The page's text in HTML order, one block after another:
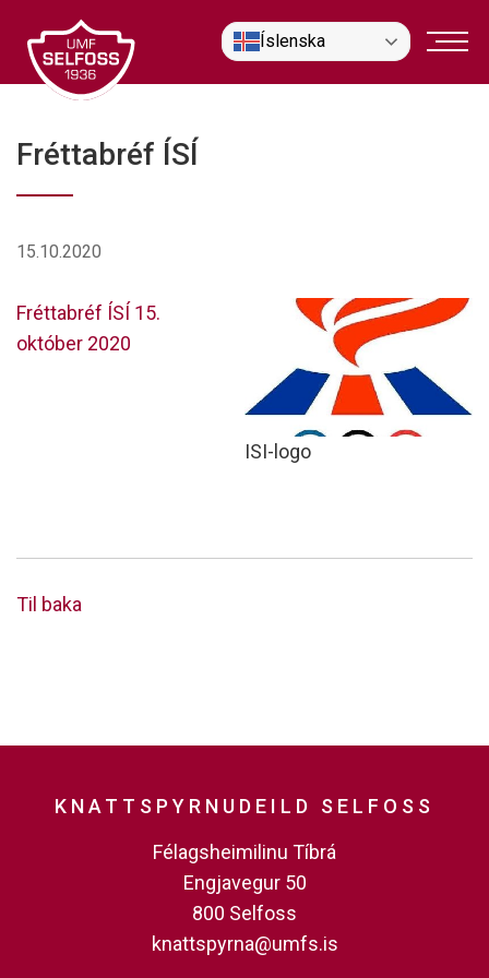
efni
Íslenska
Fréttabréf ÍSÍ
15.10.2020
ISI-logo
Fréttabréf ÍSÍ 15.
október 2020
Til baka
KNATTSPYRNUDEILD SELFOSS
Félagsheimilinu Tíbrá
Engjavegur 50
800 Selfoss
knattspyrna@umfs.is